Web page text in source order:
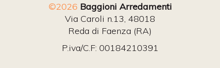
©2026 Baggioni Arredamenti
Via Caroli n.13, 48018
Reda di Faenza (RA)
P.iva/C.F: 00184210391